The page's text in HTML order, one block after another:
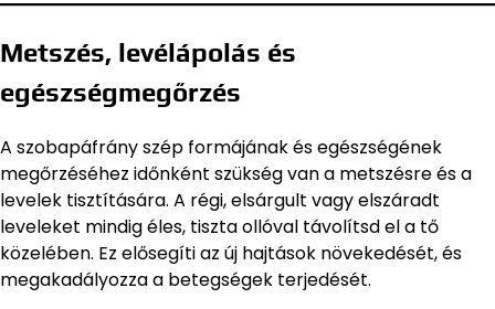
Metszés, levélápolás és
egészségmegőrzés
A szobapáfrány szép formájának és egészségének
megőrzéséhez időnként szükség van a metszésre és a
levelek tisztítására. A régi, elsárgult vagy elszáradt
leveleket mindig éles, tiszta ollóval távolítsd el a tő
közelében. Ez elősegíti az új hajtások növekedését, és
megakadályozza a betegségek terjedését.